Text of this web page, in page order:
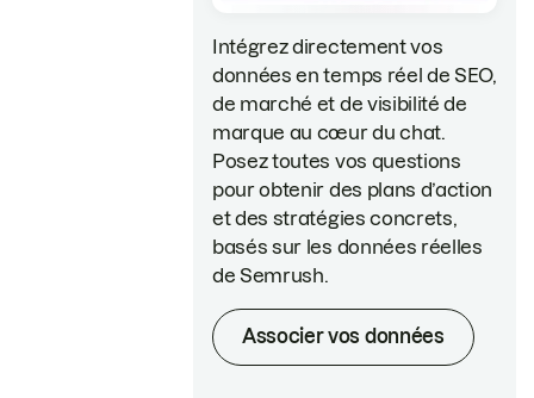
Intégrez directement vos
données en temps réel de SEO,
de marché et de visibilité de
marque au cœur du chat.
Posez toutes vos questions
pour obtenir des plans d’action
et des stratégies concrets,
basés sur les données réelles
de Semrush.
Associer vos données